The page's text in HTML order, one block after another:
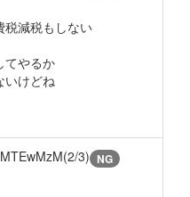
税減税もしない
てやるか
いけどね
3) NG